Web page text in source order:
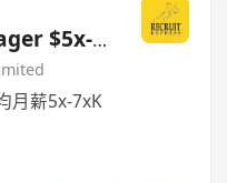
$5x-
月薪5x-7xK